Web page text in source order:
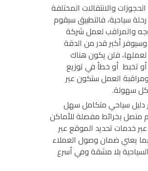
الحجوزات والانتقالات المختلفة
سياحية، فالتطبيق سيقوم
والمراقب لعمل شركة
وسيوفر أكبر قدر من الدقة
فلن يكون هناك
تخبط أو خطأ في توزيع
العمل ستكون عبر
سهولة.
دليل سياحي متكامل سهل
متصل بخرائط مفصلة للأماكن
عبر خدمات تحديد الموقع عبر
بما يعني ضمان وصول العملاء
بلا مشقة وفي أسرع